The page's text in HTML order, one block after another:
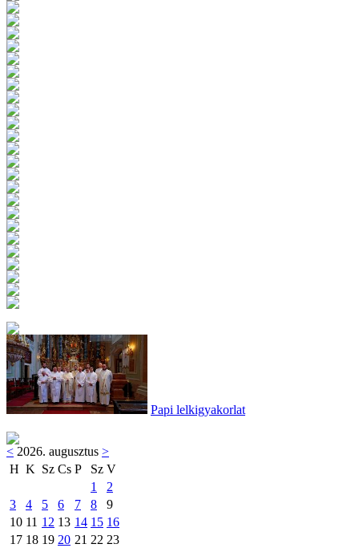
Papi lelkigyakorlat
< 2026. augusztus >
H K Sz Cs P Sz V
1
2
3
4 5 6 7 8
9
10 11 12 13 14 15 16
17 18 19 20 21 22 23